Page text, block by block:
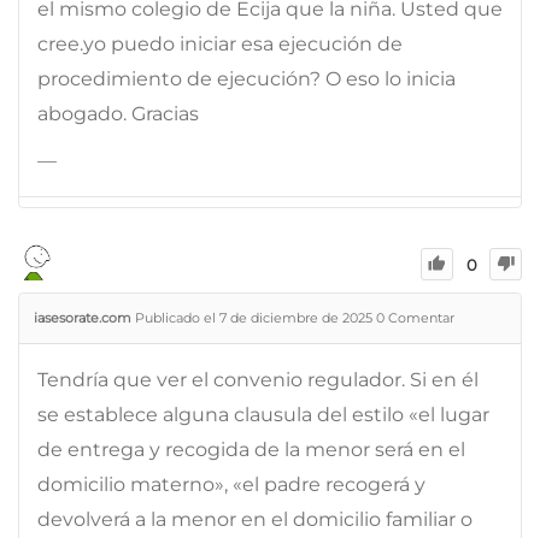
el mismo colegio de Ecija que la niña. Usted que
cree.yo puedo iniciar esa ejecución de
procedimiento de ejecución? O eso lo inicia
abogado. Gracias
—
0
iasesorate.com Publicado el 7 de diciembre de 2025 0 Comentar
Tendría que ver el convenio regulador. Si en él
se establece alguna clausula del estilo «el lugar
de entrega y recogida de la menor será en el
domicilio materno», «el padre recogerá y
devolverá a la menor en el domicilio familiar o